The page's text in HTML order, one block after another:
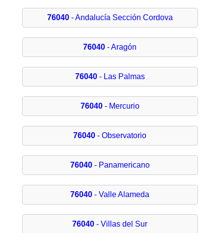
76040- Andalucía Sección Cordova
76040 - Aragón
76040- Las Palmas
76040- Mercurio
76040 - Observatorio
76040- Panamericano
76040 - Valle Alameda
76040 - Villas del Sur